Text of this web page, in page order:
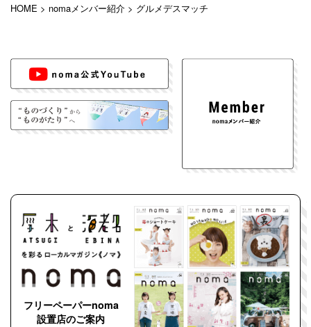
HOME > nomaメンバー紹介 > グルメデスマッチ
フリーペーパーnoma
設置店のご案内